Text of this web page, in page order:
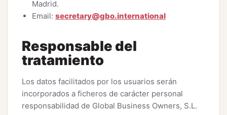
Madrid.
Email: secretary@gbo.international
Responsable del
tratamiento
Los datos facilitados por los usuarios serán
incorporados a ficheros de carácter personal
responsabilidad de Global Business Owners, S.L.